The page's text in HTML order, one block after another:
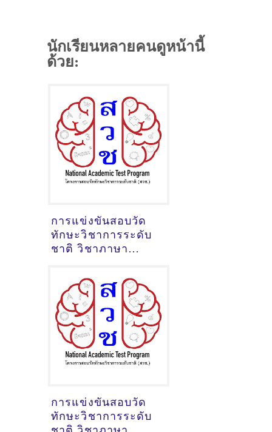
นักเรียนหลายคนดูหน้านี้
ด้วย:
การแข่งขันสอบวัด
ทักษะวิชาการระดับ
ชาติ วิชาภาษา
2563 ข้อสอบพร้อม
เฉลย
การแข่งขันสอบวัด
ทักษะวิชาการระดับ